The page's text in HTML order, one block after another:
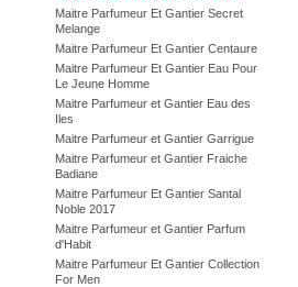
Maitre Parfumeur Et Gantier Secret
Melange
Maitre Parfumeur Et Gantier Centaure
Maitre Parfumeur Et Gantier Eau Pour
Le Jeune Homme
Maitre Parfumeur et Gantier Eau des
Iles
Maitre Parfumeur et Gantier Garrigue
Maitre Parfumeur et Gantier Fraiche
Badiane
Maitre Parfumeur Et Gantier Santal
Noble 2017
Maitre Parfumeur et Gantier Parfum
d'Habit
Maitre Parfumeur Et Gantier Collection
For Men